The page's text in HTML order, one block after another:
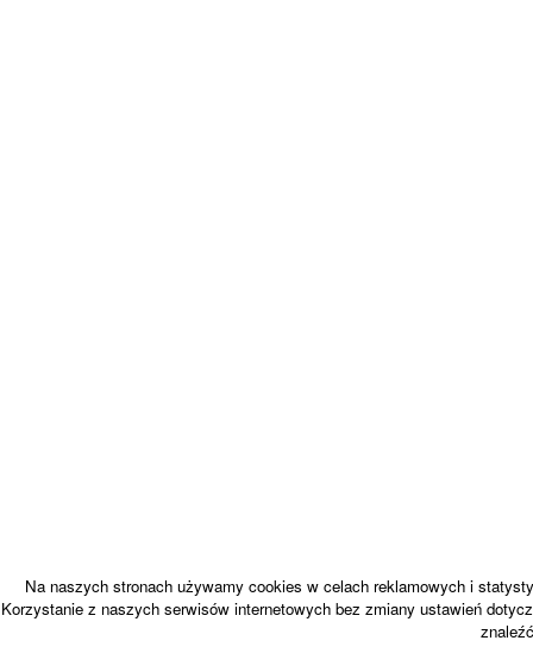
Na naszych stronach używamy cookies w celach reklamowych i
Korzystanie z naszych serwisów internetowych bez zmiany ustawień